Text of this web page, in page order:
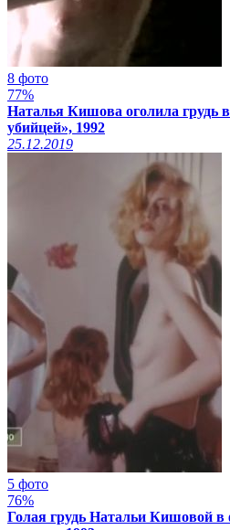
8 фото
77%
Наталья Кишова оголила грудь
убийцей», 1992
25.12.2019
5 фото
76%
Голая грудь Натальи Кишовой